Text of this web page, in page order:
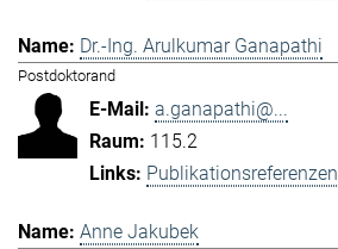
Dr.-Ing. Arulkumar Ganapathi
Postdoktorand
a.ganapathi@...
115.2
Publikationsreferenzen
Anne Jakubek